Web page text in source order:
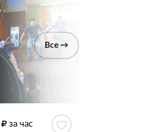
Все →
за час